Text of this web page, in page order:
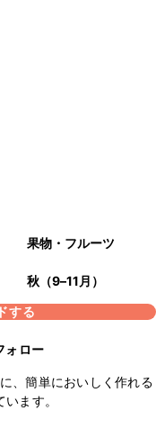
果物・フルーツ
秋（9–11月）
する
ォロー
、簡単においしく作れる
ます。